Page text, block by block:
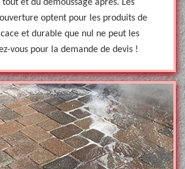
et du démoussage après. Les
optent pour les produits de
et durable que nul ne peut les
vous pour la demande de devis !